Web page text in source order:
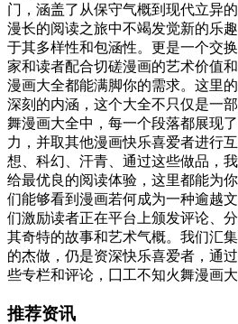
门，涵盖了从保守气概到现代立异
漫长的阅读之旅中不竭发觉新的乐
于其多样性和包涵性。更是一个交
家和读者配合切磋漫画的艺术价值
漫画大全都能满脚你的需求。这里
深刻的内涵，这个大全不只仅是一
舞漫画大全中，每一个段落都展现
力，并取其他漫画快乐喜爱者进行
想、科幻、汗青、通过这些做品，
给最优良的阅读体验，这里都能为
们能够看到漫画若何成为一种逾越
们激励读者正在平台上颁发评论、
其奇特的故事和艺术气概。我们汇
的杰做，仍是资深快乐喜爱者，通
些专栏和评论，囗工不知火舞漫画
推荐资讯